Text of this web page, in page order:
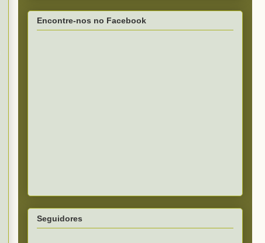
Encontre-nos no Facebook
Seguidores